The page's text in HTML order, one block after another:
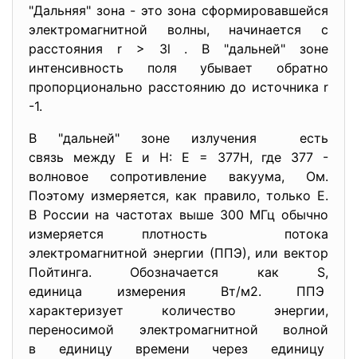
"Дальняя" зона - это зона сформировавшейся
электромагнитной волны, начинается с
расстояния r > 3l . В "дальней" зоне
интенсивность поля убывает обратно
пропорционально расстоянию до источника r
-1.
В "дальней" зоне излучения есть
связь между Е и Н: Е = 377Н, где 377 -
волновое сопротивление вакуума, Ом.
Поэтому измеряется, как правило, только Е.
В России на частотах выше 300 МГц обычно
измеряется плотность потока
электромагнитной энергии (ППЭ), или вектор
Пойтинга. Обозначается как S,
единица измерения Вт/м2. ППЭ
характеризует количество энергии,
переносимой электромагнитной волной
в единицу времени через единицу